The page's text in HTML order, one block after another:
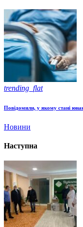
trending_flat
Повідомили, у якому стані
Новини
Наступна